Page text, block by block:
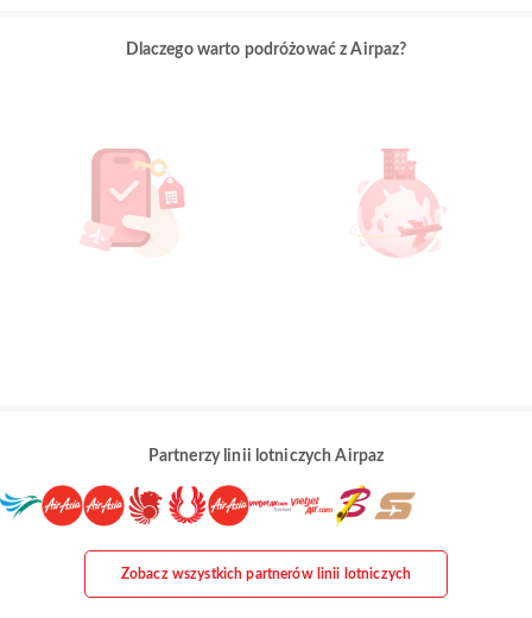
Dlaczego warto podróżować z Airpaz?
Partnerzy linii lotniczych Airpaz
Zobacz wszystkich partnerów linii lotniczych